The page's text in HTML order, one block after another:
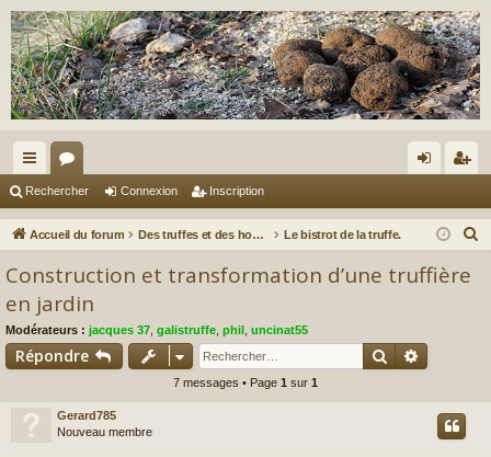
ac
co
s
or
u ne cri
Rechercher Connexion Inscription
Accueil du forum Des truffes et des hommes. Le bistrot de la truffe.
Construction et transformation d’une truffière
en jardin
Modérateurs : jacques 37 galistruffe phil uncinat55
Répondre Rechercher
7 messages • Page 1 sur 1
Gerard785
Nouveau membre